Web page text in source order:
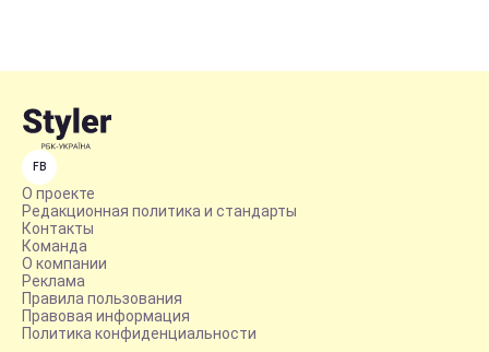
FB
О проекте
Редакционная политика и стандарты
Контакты
Команда
О компании
Реклама
Правила пользования
Правовая информация
Политика конфиденциальности